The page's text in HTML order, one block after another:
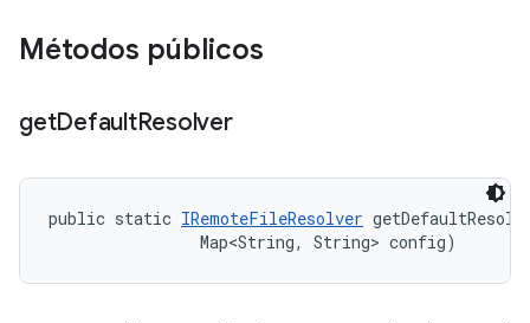
Métodos públicos
getDefaultResolver
public static IRemoteFileResolver
                Map<String, String> config)